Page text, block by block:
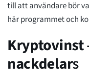
till att användare bör
här programmet och
Kryptovinst
nackdelars